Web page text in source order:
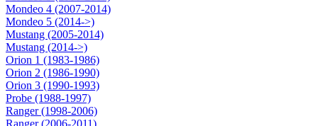
Mondeo 4 (2007-2014)
Mondeo 5 (2014->)
Mustang (2005-2014)
Mustang (2014->)
Orion 1 (1983-1986)
Orion 2 (1986-1990)
Orion 3 (1990-1993)
Probe (1988-1997)
Ranger (1998-2006)
Ranger (2006-2011)